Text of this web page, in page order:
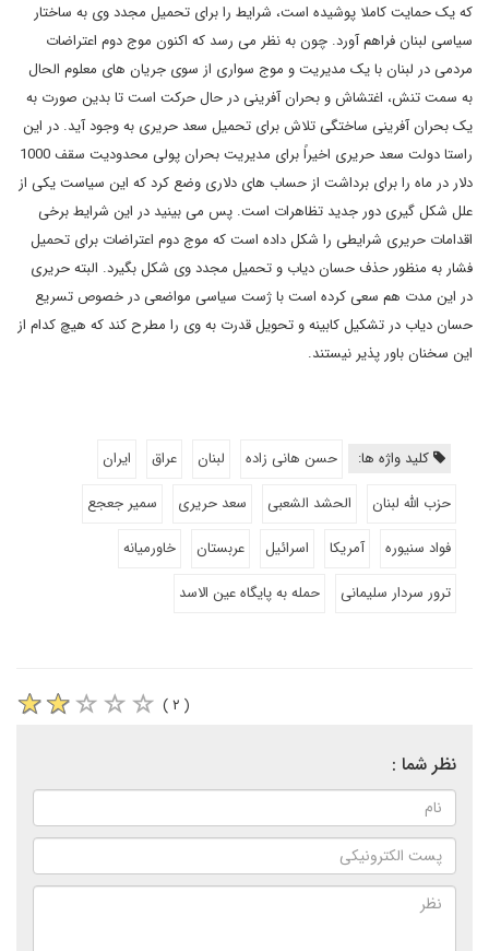
که یک حمایت کاملا پوشیده است، شرایط را برای تحمیل مجدد وی به ساختار
سیاسی لبنان فراهم آورد. چون به نظر می رسد که اکنون موج دوم اعتراضات
مردمی در لبنان با یک مدیریت و موج سواری از سوی جریان های معلوم الحال
به سمت تنش، اغتشاش و بحران آفرینی در حال حرکت است تا بدین صورت به
یک بحران آفرینی ساختگی تلاش برای تحمیل سعد حریری به وجود آید. در این
راستا دولت سعد حریری اخیراً برای مدیریت بحران پولی محدودیت سقف 1000
دلار در ماه را برای برداشت از حساب های دلاری وضع کرد که این سیاست یکی از
علل شکل گیری دور جدید تظاهرات است. پس می بینید در این شرایط برخی
اقدامات حریری شرایطی را شکل داده است که موج دوم اعتراضات برای تحمیل
فشار به منظور حذف حسان دیاب و تحمیل مجدد وی شکل بگیرد. البته حریری
در این مدت هم سعی کرده است با ژست سیاسی مواضعی در خصوص تسریع
حسان دیاب در تشکیل کابینه و تحویل قدرت به وی را مطرح کند که هیچ کدام از
این سخنان باور پذیر نیستند.
کلید واژه ها: حسن هانی زاده لبنان عراق
ایران
حزب الله لبنان
الحشد الشعبی سعد حریری
سمیر جعجع
فواد سنیوره
آمریکا اسرائیل عربستان
خاورمیانه
ترور سردار سلیمانی
حمله به پایگاه عین الاسد
( ۲ )
نظر شما :